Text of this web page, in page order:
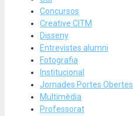
Concursos
Creative CITM
Disseny
Entrevistes alumni
Fotografia
Institucional
Jornades Portes Obertes
Multimèdia
Professorat